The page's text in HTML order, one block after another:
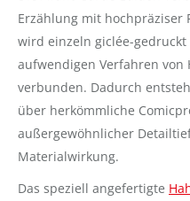
Erzählung mit hochpräziser
wird einzeln giclée-
aufwendigen Verfahren von
verbunden. Dadurch
über herkömmliche
außergewöhnlicher
Materialwirkung.
Das speziell angefertigte